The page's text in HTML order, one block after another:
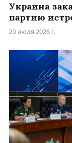
Украина
партию
20 июля 2026 г.